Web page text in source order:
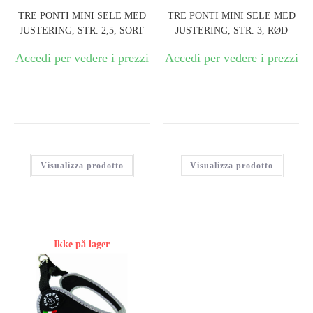
TRE PONTI MINI SELE MED
JUSTERING, STR. 2,5, SORT
Accedi per vedere i prezzi
Visualizza prodotto
TRE PONTI MINI SELE MED
JUSTERING, STR. 3, RØD
Accedi per vedere i prezzi
Visualizza prodotto
Ikke på lager